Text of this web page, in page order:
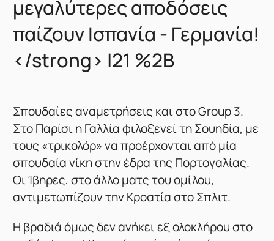
μεγαλύτερες αποδόσεις
παίζουν Ισπανία - Γερμανία!
</strong> |21 %2B
Σπουδαίες αναμετρήσεις και στο Group 3.
Στο Παρίσι η Γαλλία φιλοξενεί τη Σουηδία, με
τους «τρικολόρ» να προέρχονται από μία
σπουδαία νίκη στην έδρα της Πορτογαλίας.
Οι Ίβηρες, στο άλλο ματς του ομίλου,
αντιμετωπίζουν την Κροατία στο Σπλιτ.
Η βραδιά όμως δεν ανήκει εξ ολοκλήρου στο